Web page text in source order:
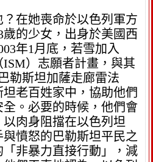
在她喪命於以色列軍方
的少女，出身於美國西
年1月底，若雪加入
ISM）志願者計畫，與其
勒斯坦加薩走廊雷法
老百姓家中，協助他們
。必要的時候，他們會
肉身阻擋在以色列坦
憤怒的巴勒斯坦平民之
非暴力直接行動」，減